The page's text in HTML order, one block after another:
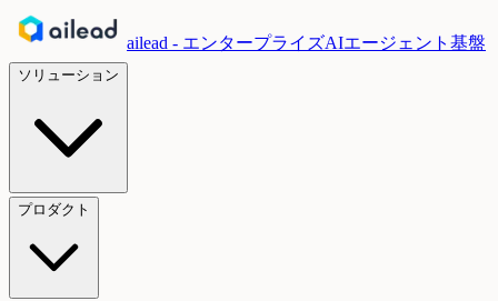
ailead - エンタープライズAIエージェント基盤
ソリューション
プロダクト